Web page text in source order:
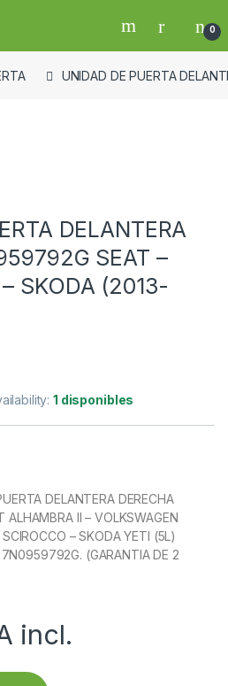
0
UNIDAD DE PUERTA
DELANTERA
SEAT –
SKODA (2013-
1 disponibles
DELANTERA DERECHA
ALHAMBRA II – VOLKSWAGEN
– SKODA YETI (5L)
(GARANTIA DE 2
incl.